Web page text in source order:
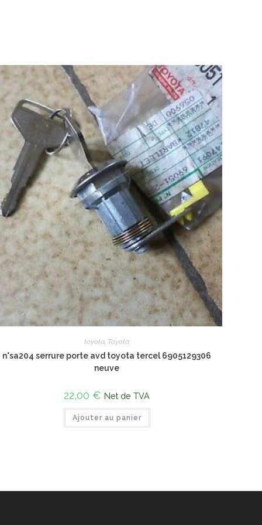
toyota, Toyota
n°sa204 serrure porte avd toyota tercel 6905129306
neuve
22,00 € Net de TVA
Ajouter au panier